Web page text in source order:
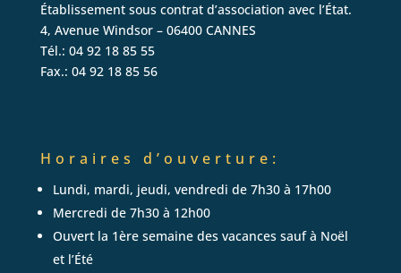
Établissement sous contrat d’association avec l’État.
4, Avenue Windsor – 06400 CANNES
Tél.: 04 92 18 85 55
Fax.: 04 92 18 85 56
Horaires d’ouverture:
Lundi, mardi, jeudi, vendredi de 7h30 à 17h00
Mercredi de 7h30 à 12h00
Ouvert la 1ère semaine des vacances sauf à Noël
et l’Été